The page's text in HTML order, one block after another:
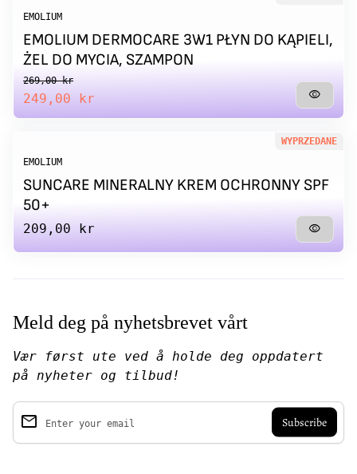
EMOLIUM
EMOLIUM DERMOCARE 3W1 PŁYN DO KĄPIELI,
ŻEL DO MYCIA, SZAMPON
Regular price
269,00 kr
Sale price
249,00 kr
visibility
WYPRZEDANE
EMOLIUM
SUNCARE MINERALNY KREM OCHRONNY SPF
50+
Regular price
209,00 kr visibility
Meld deg på nyhetsbrevet vårt
Vær først ute ved å holde deg oppdatert
på nyheter og tilbud!
Enter your email
email